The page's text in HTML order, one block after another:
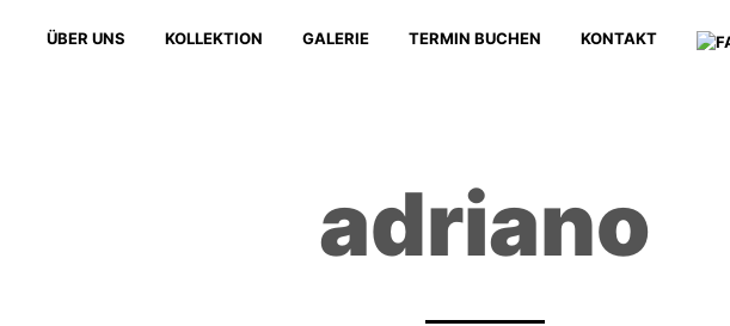
ÜBER UNS KOLLEKTION GALERIE TERMIN BUCHEN KONTAKT
adriano